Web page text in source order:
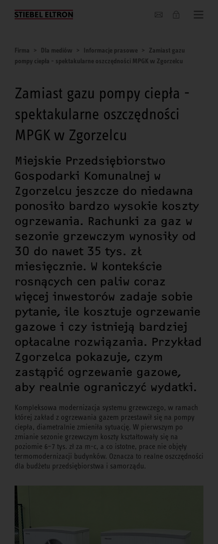
O nas
Firma Dla mediów Informacje prasowe
Zamiast gazu
pompy ciepła - spektakularne oszczędności MPGK w Zgorzelcu
Zamiast gazu pompy ciepła -
spektakularne oszczędności
MPGK w Zgorzelcu
Miejskie Przedsiębiorstwo
Gospodarki Komunalnej w
Zgorzelcu jeszcze do niedawna
ponosiło bardzo wysokie koszty
ogrzewania. Rachunki za gaz w
sezonie grzewczym wynosiły od
30 do nawet 35 tys. zł
miesięcznie. W kontekście
rosnących cen paliw coraz
więcej inwestorów zadaje sobie
pytanie, ile kosztuje ogrzewanie
gazowe i czy istnieją bardziej
opłacalne rozwiązania. Przykład
Zgorzelca pokazuje, czym
zastąpić ogrzewanie gazowe,
aby realnie ograniczyć wydatki.
Kompleksowa modernizacja systemu grzewczego, w ramach
której zakład z ogrzewania gazem przestawił się na pompy
ciepła, diametralnie zmieniła sytuację. W pierwszym po
zmianie sezonie grzewczym koszty kształtowały się na
poziomie 6–7 tys. zł za m-c, a co istotne, prace nie objęły
termomodernizacji budynków. Oznacza to realne oszczędności
dla budżetu przedsiębiorstwa i samorządu.